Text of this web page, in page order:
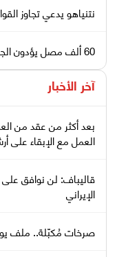
نتنياهو يدعي تجاوز
60 ألف مصل يؤدون الجمعة في المسجد الأقصى المبارك
آخر الأخبار
بعد أكثر من عقد من
العمل مع الإبقاء على
قاليباف: لن نوافق
الإيراني
صرخات مُكبّلة.. ملف